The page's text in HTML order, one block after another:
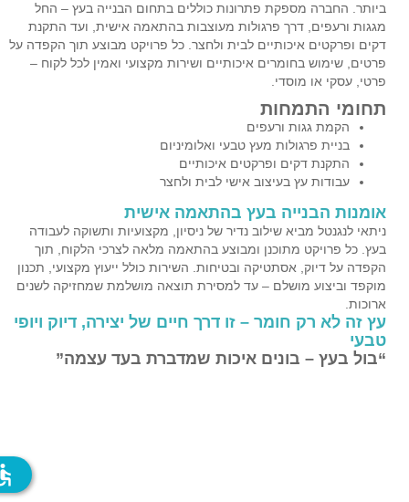
ביותר. החברה מספקת פתרונות כוללים בתחום הבנייה בעץ – החל
מגגות ורעפים, דרך פרגולות מעוצבות בהתאמה אישית, ועד התקנת
דקים ופרקטים איכותיים לבית ולחצר. כל פרויקט מבוצע תוך הקפדה על
פרטים, שימוש בחומרים איכותיים ושירות מקצועי ואמין לכל לקוח –
פרטי, עסקי או מוסדי.
תחומי התמחות
הקמת גגות ורעפים
בניית פרגולות מעץ טבעי ואלומיניום
התקנת דקים ופרקטים איכותיים
עבודות עץ בעיצוב אישי לבית ולחצר
אומנות הבנייה בעץ בהתאמה אישית
ניתאי לנגנטל מביא שילוב נדיר של ניסיון, מקצועיות ותשוקה לעבודה
בעץ. כל פרויקט מתוכנן ומבוצע בהתאמה מלאה לצרכי הלקוח, תוך
הקפדה על דיוק, אסתטיקה ובטיחות. השירות כולל ייעוץ מקצועי, תכנון
מוקפד וביצוע מושלם – עד למסירת תוצאה מושלמת שמחזיקה לשנים
ארוכות.
עץ זה לא רק חומר – זו דרך חיים של יצירה, דיוק ויופי
טבעי
“בול בעץ – בונים איכות שמדברת בעד עצמה”